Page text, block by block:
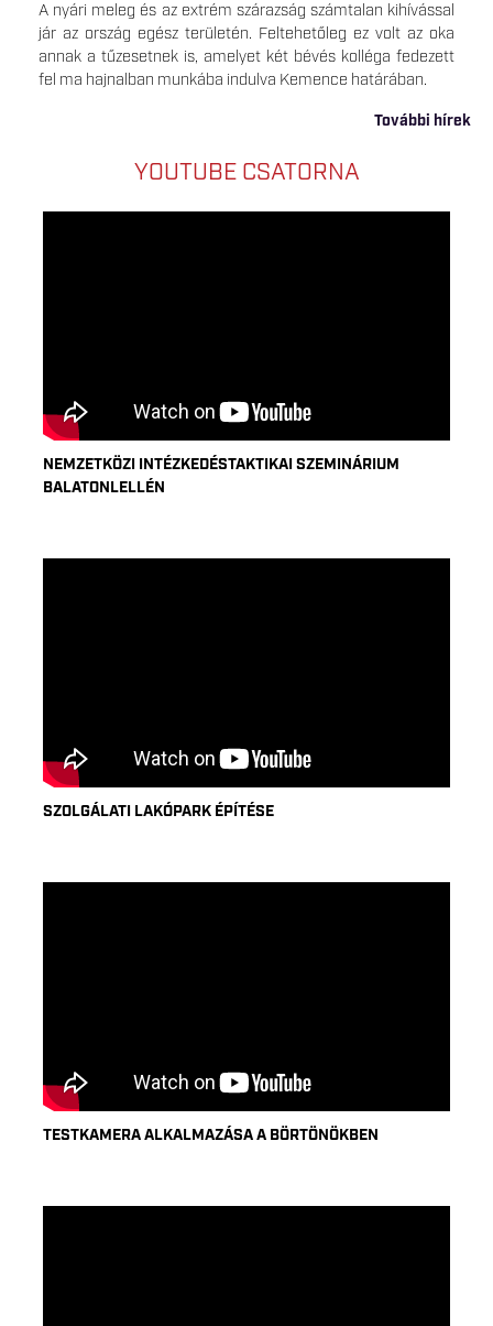
A nyári meleg és az extrém szárazság számtalan kihívással
jár az ország egész területén. Feltehetőleg ez volt az oka
annak a tűzesetnek is, amelyet két bévés kolléga fedezett
fel ma hajnalban munkába indulva Kemence határában.
További hírek
YOUTUBE CSATORNA
NEMZETKÖZI INTÉZKEDÉSTAKTIKAI SZEMINÁRIUM
BALATONLELLÉN
SZOLGÁLATI LAKÓPARK ÉPÍTÉSE
TESTKAMERA ALKALMAZÁSA A BÖRTÖNÖKBEN